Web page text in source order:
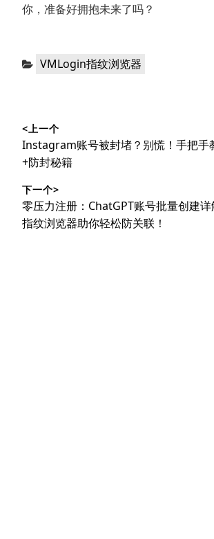
你，准备好拥抱未来了吗？
分 VMLogin指纹浏览器
章
导
航
<上一个
上
篇
章：
Instagram账号被封堵？别慌！手把手
+防封秘籍
下一个>
下
篇
零压力注册：ChatGPT账号批量创建
指纹浏览器助你轻松防关联！